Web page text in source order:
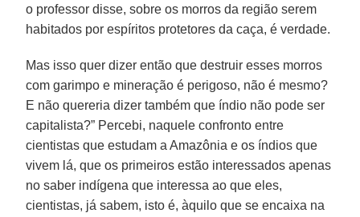
o professor disse, sobre os morros da região serem
habitados por espíritos protetores da caça, é verdade.
Mas isso quer dizer então que destruir esses morros
com garimpo e mineração é perigoso, não é mesmo?
E não quereria dizer também que índio não pode ser
capitalista?” Percebi, naquele confronto entre
cientistas que estudam a Amazônia e os índios que
vivem lá, que os primeiros estão interessados apenas
no saber indígena que interessa ao que eles,
cientistas, já sabem, isto é, àquilo que se encaixa na